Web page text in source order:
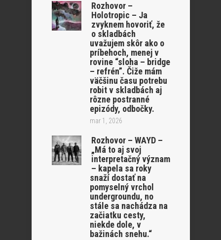
Rozhovor –
Holotropic – Ja
zvyknem hovoriť, že
o skladbách
uvažujem skôr ako o
príbehoch, menej v
rovine “sloha – bridge
– refrén”. Čiže mám
väčšinu času potrebu
robit v skladbách aj
rôzne postranné
epizódy, odbočky.
mar 1, 2026
Rozhovor – WAYD –
„Má to aj svoj
interpretačný význam
– kapela sa roky
snaží dostať na
pomyselný vrchol
undergroundu, no
stále sa nachádza na
začiatku cesty,
niekde dole, v
bažinách snehu.“